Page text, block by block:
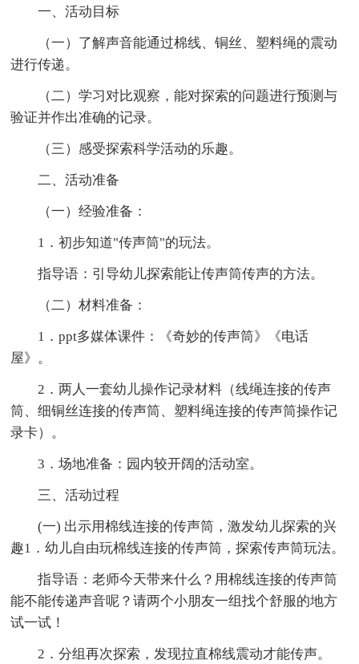
一、活动目标
（一）了解声音能通过棉线、铜丝、塑料绳的震动
进行传递。
（二）学习对比观察，能对探索的问题进行预测与
验证并作出准确的记录。
（三）感受探索科学活动的乐趣。
二、活动准备
（一）经验准备：
1．初步知道"传声筒"的玩法。
指导语：引导幼儿探索能让传声筒传声的方法。
（二）材料准备：
1．ppt多媒体课件：《奇妙的传声筒》《电话
屋》。
2．两人一套幼儿操作记录材料（线绳连接的传声
筒、细铜丝连接的传声筒、塑料绳连接的传声筒操作记
录卡）。
3．场地准备：园内较开阔的活动室。
三、活动过程
(一) 出示用棉线连接的传声筒，激发幼儿探索的兴
趣1．幼儿自由玩棉线连接的传声筒，探索传声筒玩法。
指导语：老师今天带来什么？用棉线连接的传声筒
能不能传递声音呢？请两个小朋友一组找个舒服的地方
试一试！
2．分组再次探索，发现拉直棉线震动才能传声。